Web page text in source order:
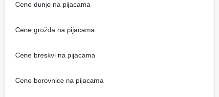
Cene dunje na pijacama
Cene grožđa na pijacama
Cene breskvi na pijacama
Cene borovnice na pijacama